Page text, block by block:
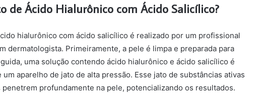
de Ácido Hialurônico com Ácido Salicílico?
hialurônico com ácido salicílico é realizado por um profissional
dermatologista. Primeiramente, a pele é limpa e preparada para
uma solução contendo ácido hialurônico e ácido salicílico é
aparelho de jato de alta pressão. Esse jato de substâncias ativas
profundamente na pele, potencializando os resultados.